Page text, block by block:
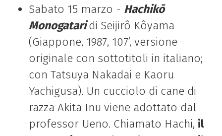
Sabato 15 marzo - Hachikō
Monogatari di Seijirô Kôyama
(Giappone, 1987, 107’, versione
originale con sottotitoli in italiano;
con Tatsuya Nakadai e Kaoru
Yachigusa). Un cucciolo di cane di
razza Akita Inu viene adottato dal
professor Ueno. Chiamato Hachi, il